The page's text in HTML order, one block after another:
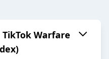
Warfare